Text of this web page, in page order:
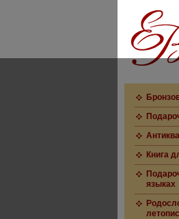
Книга
языках